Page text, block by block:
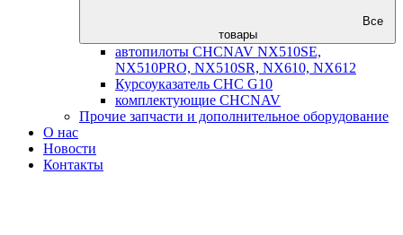
Все
товары
автопилоты CHCNAV NX510SE,
NX510PRO, NX510SR, NX610, NX612
Курсоуказатель CHC G10
комплектующие CHCNAV
Прочие запчасти и дополнительное оборудование
О нас
Новости
Контакты